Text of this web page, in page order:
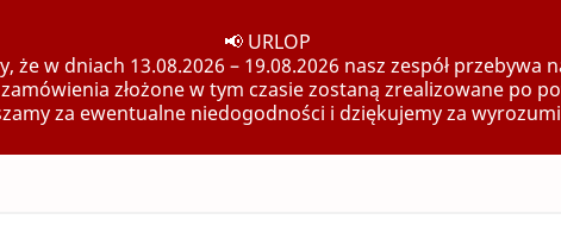
📢 URLOP
że w dniach 13.08.2026 – 19.08.2026 nasz zespół przebywa
złożone w tym czasie zostaną zrealizowane po
za ewentualne niedogodności i dziękujemy za